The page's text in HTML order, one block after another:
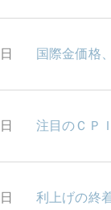
国際金価格
注目のＣＰ
利上げの終